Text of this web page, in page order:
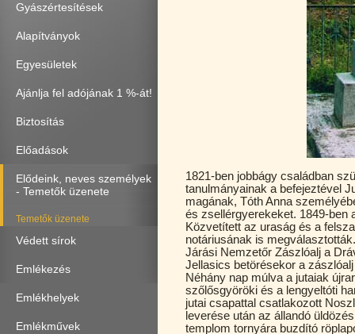
Gyászértesítések
Alapítványok
Egyesületek
Ajánlja fel adójának 1 %-át!
Biztosítás
Előadások
Elődeink, neves személyek
- Temetők üzenete
Temetők üzenete
Védett sírok
Emlékezés
Emlékhelyek
Emlékművek
1821-ben jobbágy családban
tanulmányainak a befejeztével
magának, Tóth Anna
és zsellérgyerekeket. 1849-ben
Közvetített az uraság és a
notáriusának is
Járási Nemzetőr Zászlóalj a
Jellasics betörésekor a
Néhány nap múlva a jutaiak
szőlősgyöröki és a lengyeltóti
jutai csapattal csatlakozott
leverése után az állandó
templom tornyára buzdító